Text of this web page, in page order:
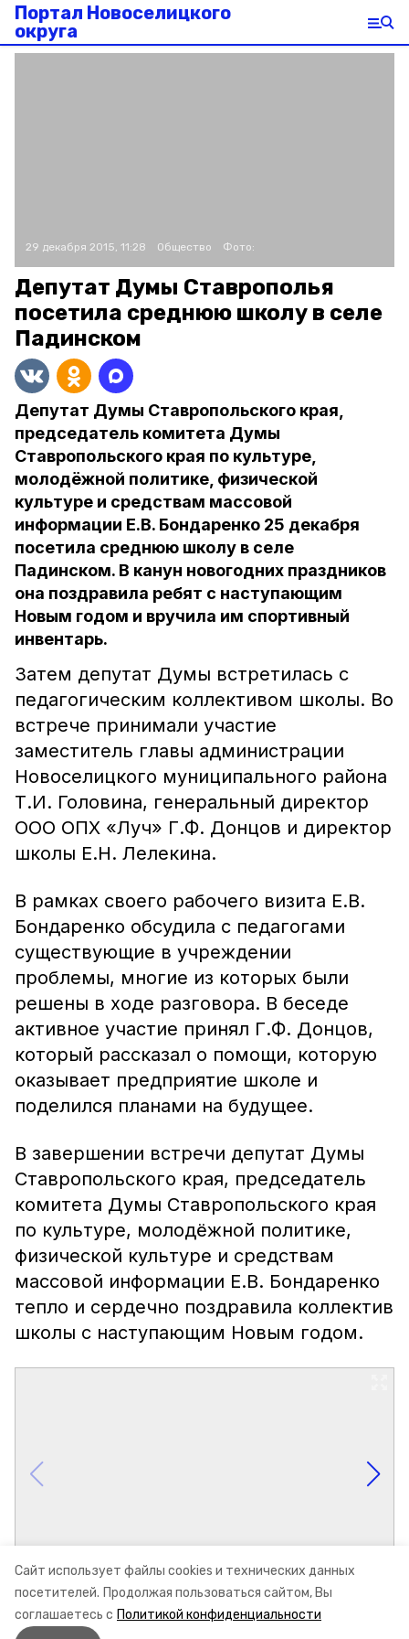
Сайт использует файлы cookies и технических данных
посетителей. Продолжая пользоваться сайтом, Вы
соглашаетесь с Политикой конфиденциальности
Портал Новоселицкого
округа
29 декабря 2015, 11:28 Общество Фото:
Депутат Думы Ставрополья
посетила среднюю школу в селе
Падинском
Депутат Думы Ставропольского края,
председатель комитета Думы
Ставропольского края по культуре,
молодёжной политике, физической
культуре и средствам массовой
информации Е.В. Бондаренко 25 декабря
посетила среднюю школу в селе
Падинском. В канун новогодних праздников
она поздравила ребят с наступающим
Новым годом и вручила им спортивный
инвентарь.
Затем депутат Думы встретилась с
педагогическим коллективом школы. Во
встрече принимали участие
заместитель главы администрации
Новоселицкого муниципального района
Т.И. Головина, генеральный директор
ООО ОПХ «Луч» Г.Ф. Донцов и директор
школы Е.Н. Лелекина.
В рамках своего рабочего визита Е.В.
Бондаренко обсудила с педагогами
существующие в учреждении
проблемы, многие из которых были
решены в ходе разговора. В беседе
активное участие принял Г.Ф. Донцов,
который рассказал о помощи, которую
оказывает предприятие школе и
поделился планами на будущее.
В завершении встречи депутат Думы
Ставропольского края, председатель
комитета Думы Ставропольского края
по культуре, молодёжной политике,
физической культуре и средствам
массовой информации Е.В. Бондаренко
тепло и сердечно поздравила коллектив
школы с наступающим Новым годом.